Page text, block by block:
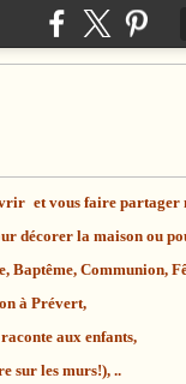
et vous faire partager
décorer la maison ou
Baptême, Communion,
à Prévert,
aux enfants,
sur les murs!), ..